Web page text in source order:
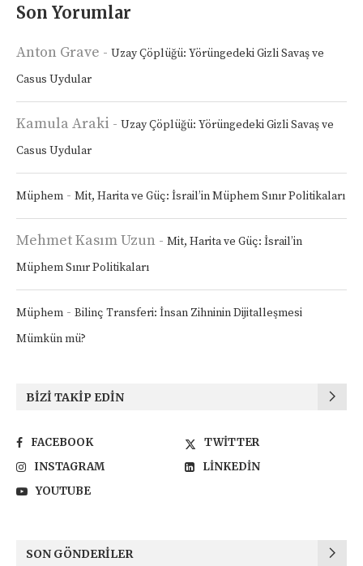
Son Yorumlar
Anton Grave - Uzay Çöplüğü: Yörüngedeki Gizli Savaş ve
Casus Uydular
Kamula Araki - Uzay Çöplüğü: Yörüngedeki Gizli Savaş ve
Casus Uydular
Müphem - Mit, Harita ve Güç: İsrail’in Müphem Sınır Politikaları
Mehmet Kasım Uzun - Mit, Harita ve Güç: İsrail’in
Müphem Sınır Politikaları
Müphem - Bilinç Transferi: İnsan Zihninin Dijitalleşmesi
Mümkün mü?
BIZI TAKIP EDIN
FACEBOOK
TWITTER
INSTAGRAM
LINKEDIN
YOUTUBE
SON GÖNDERILER